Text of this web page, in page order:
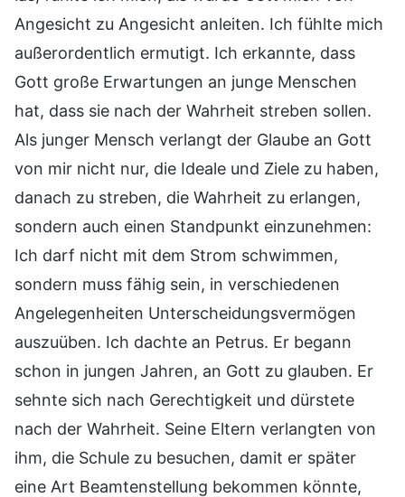
Angesicht zu Angesicht anleiten. Ich fühlte mich
außerordentlich ermutigt. Ich erkannte, dass
Gott große Erwartungen an junge Menschen
hat, dass sie nach der Wahrheit streben sollen.
Als junger Mensch verlangt der Glaube an Gott
von mir nicht nur, die Ideale und Ziele zu haben,
danach zu streben, die Wahrheit zu erlangen,
sondern auch einen Standpunkt einzunehmen:
Ich darf nicht mit dem Strom schwimmen,
sondern muss fähig sein, in verschiedenen
Angelegenheiten Unterscheidungsvermögen
auszuüben. Ich dachte an Petrus. Er begann
schon in jungen Jahren, an Gott zu glauben. Er
sehnte sich nach Gerechtigkeit und dürstete
nach der Wahrheit. Seine Eltern verlangten von
ihm, die Schule zu besuchen, damit er später
eine Art Beamtenstellung bekommen könnte,